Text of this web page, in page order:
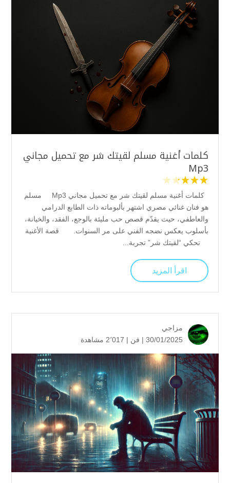
كلمات أغنية مسلم لقيتك شر مع تحميل مجاني
Mp3
كلمات أغنية مسلم لقيتك شر مع تحميل مجاني Mp3 مسلم
هو فنان غنائي مصري اشتهر بألبوماته ذات الطابع الدرامي
والعاطفي، حيث يقدّم قصص حب مليئة بالوجع، الفقد، والخيانة،
بأسلوب يعكس نضجه الفني على مر السنوات. قصة الأغنية
تحكي “لقيتك شر” تجربة...
اقرأ المزيد
مزاجي
30/01/2025 |
فن | 2٬017 مشاهدة